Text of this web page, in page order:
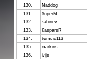
130.
Maddog
131.
SuperM
132.
sabinev
133.
KasparsR
134.
bumsis113
135.
markins
136.
ivijs